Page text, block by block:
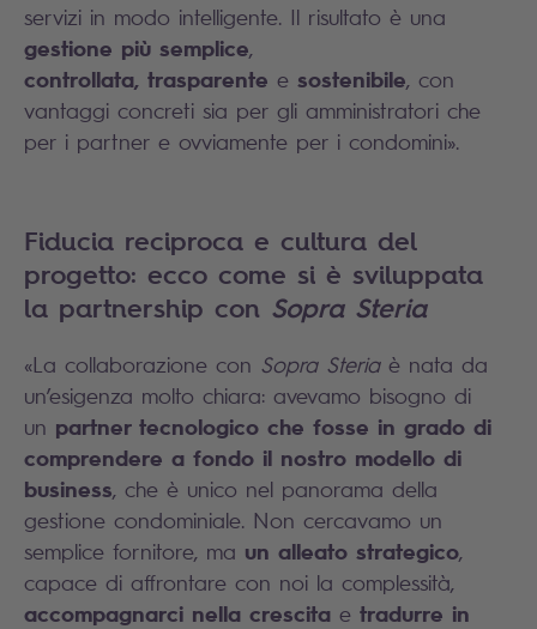
servizi in modo intelligente. Il risultato è una
gestione più semplice,
controllata, trasparente e sostenibile, con
vantaggi concreti sia per gli amministratori che
per i partner e ovviamente per i condomini».
Fiducia reciproca e cultura del
progetto: ecco come si è sviluppata
la partnership con Sopra Steria
«La collaborazione con Sopra Steriaè nata da
un’esigenza molto chiara: avevamo bisogno di
un partner tecnologico che fosse in grado di
comprendere a fondo il nostro modello di
business, che è unico nel panorama della
gestione condominiale. Non cercavamo un
semplice fornitore, ma un alleato strategico,
capace di affrontare con noi la complessità,
accompagnarci nella crescita e tradurre in